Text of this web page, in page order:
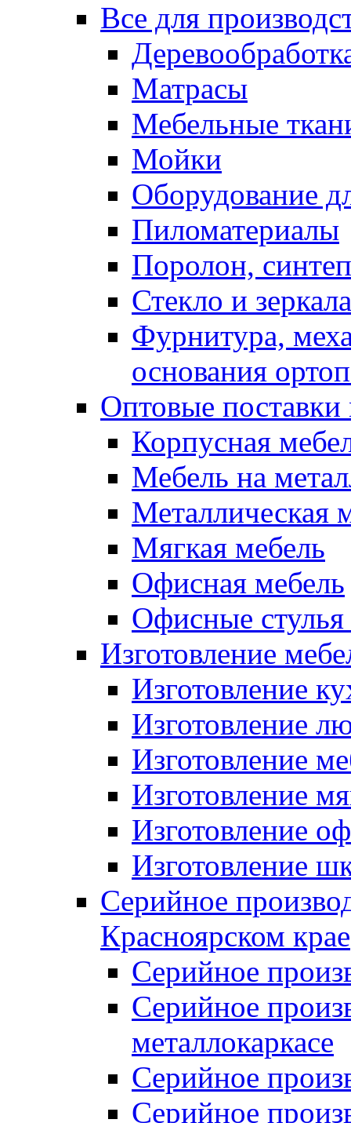
Все для
Матрасы
Мебельные
Мойки
Оборудование
Пиломатериалы
Поролон,
Стекло и зеркала
Фурнитура,
основания
Оптовые поставки
Корпусная
Мебель на
Металлическая
Мягкая мебель
Офисная мебель
Офисные стулья
Изготовление
Изготовление
Изготовление
Изготовление
Изготовление
Изготовление
Изготовление
Серийное
Красноярском крае
Серийное
Серийное
металлокаркасе
Серийное
Серийное